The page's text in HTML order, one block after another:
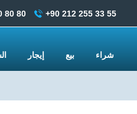
+90 212 255 33 55
80 80
شراء بيع إيجار